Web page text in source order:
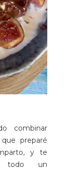
combinar
preparé
y te
todo un